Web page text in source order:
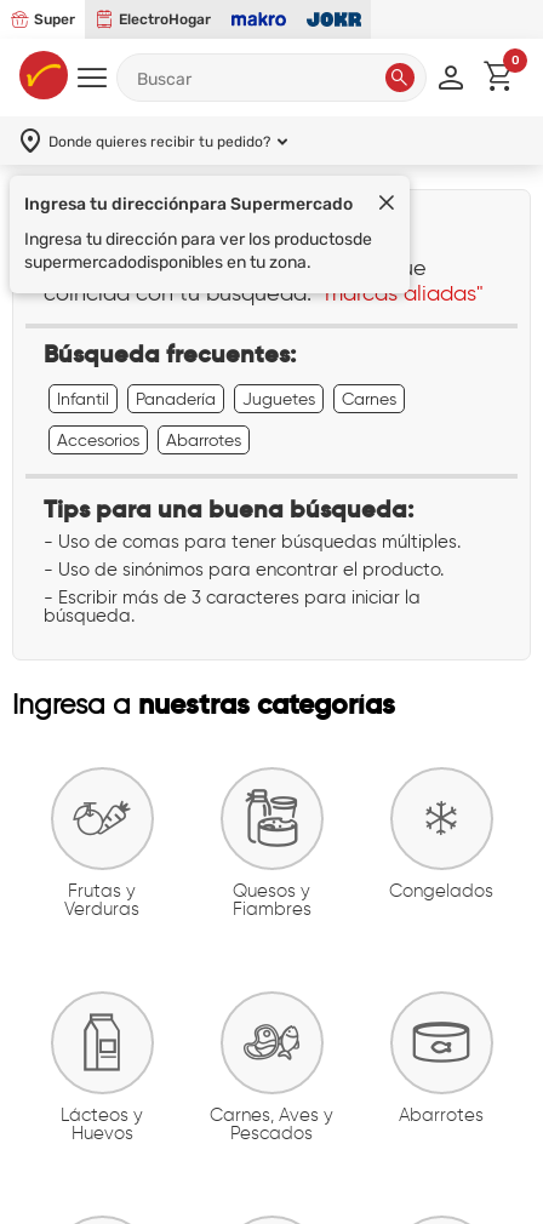
Super ElectroHogar
0
Donde quieres recibir tu pedido?
Ingresa tu direcciónpara Supermercado
Ingresa tu dirección para ver los productosde
supermercadodisponibles en tu zona.
¡Lo sentimos!
No encontramos ningún resultado que
coincida con tu búsqueda:"marcas aliadas"
Búsqueda frecuentes:
Infantil Panadería Juguetes Carnes
Accesorios Abarrotes
Tips para una buena búsqueda:
- Uso de comas para tener búsquedas múltiples.
- Uso de sinónimos para encontrar el producto.
- Escribir más de 3 caracteres para iniciar la
búsqueda.
Ingresa a nuestras categorías
Frutas y
Verduras
Quesos y
Fiambres
Congelados
Lácteos y
Huevos
Carnes, Aves y
Pescados
Abarrotes